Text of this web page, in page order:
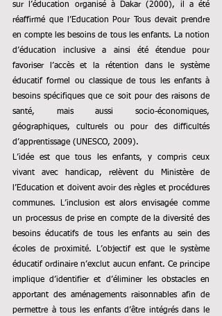
sur l’éducation organisé à Dakar (2000), il a été
réaffirmé que l’Education Pour Tous devait prendre
en compte les besoins de tous les enfants. La notion
d’éducation inclusive a ainsi été étendue pour
favoriser l’accès et la rétention dans le système
éducatif formel ou classique de tous les enfants à
besoins spécifiques que ce soit pour des raisons de
santé, mais aussi socio-économiques,
géographiques, culturels ou pour des difficultés
d’apprentissage (UNESCO, 2009).
L’idée est que tous les enfants, y compris ceux
vivant avec handicap, relèvent du Ministère de
l’Education et doivent avoir des règles et procédures
communes. L’inclusion est alors envisagée comme
un processus de prise en compte de la diversité des
besoins éducatifs de tous les enfants au sein des
écoles de proximité. L’objectif est que le système
éducatif ordinaire n’exclut aucun enfant. Ce principe
implique d’identifier et d’éliminer les obstacles en
apportant des aménagements raisonnables afin de
permettre à tous les enfants d’être intégrés dans le